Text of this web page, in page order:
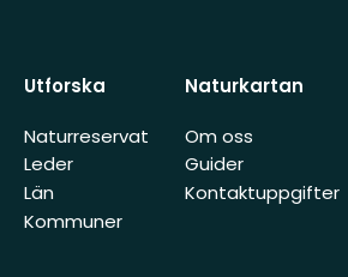
Utforska
Naturreservat
Leder
Län
Kommuner
Naturkartan
Om oss
Guider
Kontaktuppgifter